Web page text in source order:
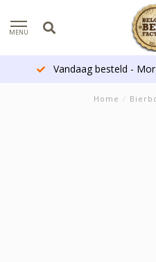
MENU
Vandaag besteld -
Home /